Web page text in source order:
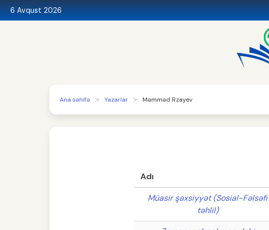
6 Avqust 2026
Ana səhifə Yazarlar Məmməd Rzayev
Adı
Müasir şəxsiyyət (Sosial-Fəlsəfi
təhlil)